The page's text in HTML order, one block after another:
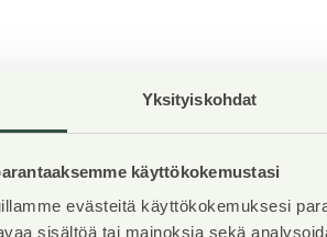
Yksityiskohdat
käyttökokemustasi
evästeitä käyttökokemuksesi
sisältöä tai mainoksia sekä